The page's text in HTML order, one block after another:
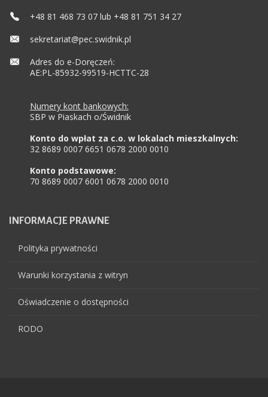
+48 81 468 73 07 lub +48 81 751 34 27
sekretariat@pec.swidnik.pl
Adres do e-Doręczeń:
AE:PL-85932-99519-HCTTC-28
Numery kont bankowych:
SBP w Piaskach o/Świdnik
Konto do wpłat za c.o. w lokalach mieszkalnych:
32 8689 0007 6651 0678 2000 0010
Konto podstawowe:
70 8689 0007 6001 0678 2000 0010
INFORMACJE PRAWNE
Polityka prywatności
Warunki korzystania z witryn
Oświadczenie o dostępności
RODO